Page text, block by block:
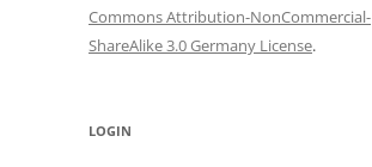
Commons Attribution-NonCommercial-
ShareAlike 3.0 Germany License.
LOGIN